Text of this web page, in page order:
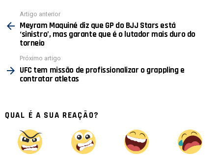
mais
Artigo anterior
Meyram Maquiné diz que GP do BJJ Stars está
‘sinistro’, mas garante que é o lutador mais duro do
torneio
Próximo artigo
UFC tem missão de profissionalizar o grappling e
contratar atletas
QUAL É A SUA REAÇÃO?